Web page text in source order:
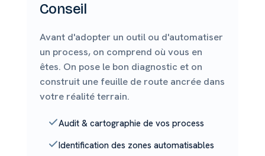
Conseil
Avant d'adopter un outil ou d'automatiser
un process, on comprend où vous en
êtes. On pose le bon diagnostic et on
construit une feuille de route ancrée dans
votre réalité terrain.
Audit & cartographie de vos process
Identification des zones automatisables